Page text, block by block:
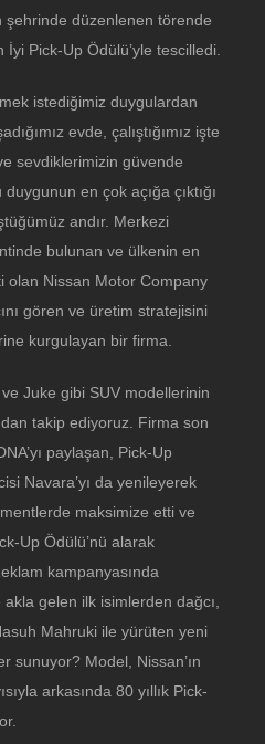
şehrinde düzenlenen törende
İyi Pick-Up Ödülü’yle tescilledi.
istediğimiz duygulardan
evde, çalıştığımız işte
sevdiklerimizin güvende
en çok açığa çıktığı
andır. Merkezi
bulunan ve ülkenin en
olan Nissan Motor Company
gören ve üretim stratejisini
kurgulayan bir firma.
Juke gibi SUV modellerinin
takip ediyoruz. Firma son
paylaşan, Pick-Up
Navara’yı da yenileyerek
maksimize etti ve
Up Ödülü’nü alarak
kampanyasında
gelen ilk isimlerden dağcı,
Mahruki ile yürüten yeni
sunuyor? Model, Nissan’ın
arkasında 80 yıllık Pick-